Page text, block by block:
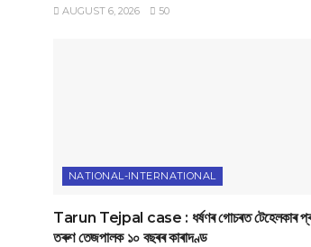
AUGUST 6, 2026 50
NATIONAL-INTERNATIONAL
Tarun Tejpal case : ধৰ্ষণৰ গোচৰত টেহেলকাৰ
তৰুণ তেজপালক ১০ বছৰৰ কাৰাদণ্ড